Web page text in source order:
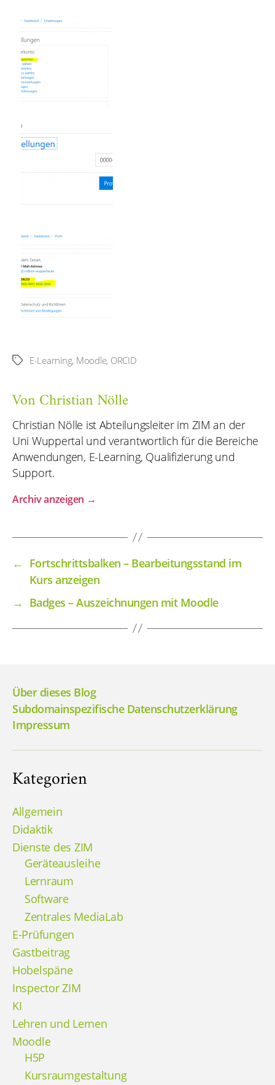
Schlagwörter
E-Learning, Moodle, ORCID
Von Christian Nölle
Christian Nölle ist Abteilungsleiter im ZIM an der
Uni Wuppertal und verantwortlich für die Bereiche
Anwendungen, E-Learning, Qualifizierung und
Support.
Archiv anzeigen →
← Fortschrittsbalken – Bearbeitungsstand im
Kurs anzeigen
→ Badges – Auszeichnungen mit Moodle
Über dieses Blog
Subdomainspezifische Datenschutzerklärung
Impressum
Kategorien
Allgemein
Didaktik
Dienste des ZIM
Geräteausleihe
Lernraum
Software
Zentrales MediaLab
E-Prüfungen
Gastbeitrag
Hobelspäne
Inspector ZIM
KI
Lehren und Lernen
Moodle
H5P
Kursraumgestaltung